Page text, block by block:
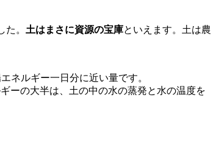
。 土はまさに資源の宝庫といえます。土は農
ネルギー一日分に近い量です。
ーの大半は、土の中の水の蒸発と水の温度を